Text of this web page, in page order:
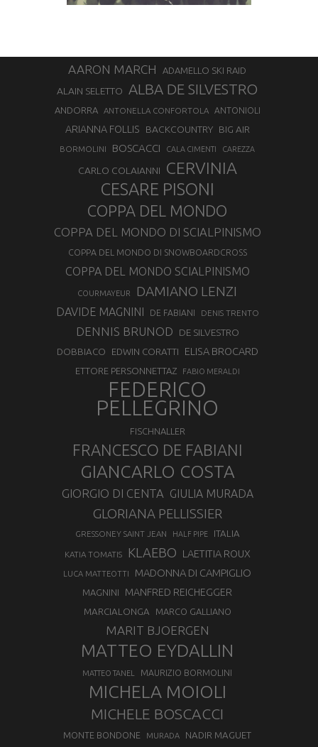
AARON MARCH ADAMELLO SKI RAID
ALAIN SELETTO ALBA DE SILVESTRO
ANDORRA ANTONELLA CONFORTOLA ANTONIOLI
ARIANNA FOLLIS BACKCOUNTRY BIG AIR
BORMOLINI BOSCACCI CALA CIMENTI CAREZZA
CARLO COLAIANNI CERVINIA
CESARE PISONI
COPPA DEL MONDO
COPPA DEL MONDO DI SCIALPINISMO
COPPA DEL MONDO DI SNOWBOARDCROSS
COPPA DEL MONDO SCIALPINISMO
COURMAYEUR DAMIANO LENZI
DAVIDE MAGNINI DE FABIANI DENIS TRENTO
DENNIS BRUNOD DE SILVESTRO
DOBBIACO EDWIN CORATTI ELISA BROCARD
ETTORE PERSONNETTAZ FABIO MERALDI
FEDERICO
PELLEGRINO
FISCHNALLER
FRANCESCO DE FABIANI
GIANCARLO COSTA
GIORGIO DI CENTA GIULIA MURADA
GLORIANA PELLISSIER
GRESSONEY SAINT JEAN HALF PIPE ITALIA
KATIA TOMATIS KLAEBO LAETITIA ROUX
LUCA MATTEOTTI MADONNA DI CAMPIGLIO
MAGNINI MANFRED REICHEGGER
MARCIALONGA MARCO GALLIANO
MARIT BJOERGEN
MATTEO EYDALLIN
MATTEO TANEL MAURIZIO BORMOLINI
MICHELA MOIOLI
MICHELE BOSCACCI
MONTE BONDONE MURADA NADIR MAGUET